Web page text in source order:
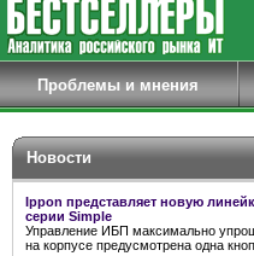
Проблемы и мнения
Новости
Ippon представляет новую
серии Simple
Управление ИБП максимально
на корпусе предусмотрена одна